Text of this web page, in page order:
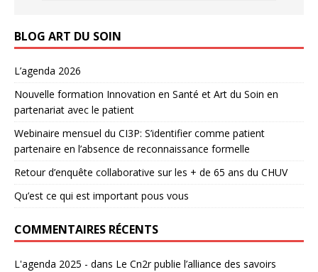
BLOG ART DU SOIN
L’agenda 2026
Nouvelle formation Innovation en Santé et Art du Soin en
partenariat avec le patient
Webinaire mensuel du CI3P: S’identifier comme patient
partenaire en l’absence de reconnaissance formelle
Retour d’enquête collaborative sur les + de 65 ans du CHUV
Qu’est ce qui est important pous vous
COMMENTAIRES RÉCENTS
L'agenda 2025 - dans Le Cn2r publie l’alliance des savoirs